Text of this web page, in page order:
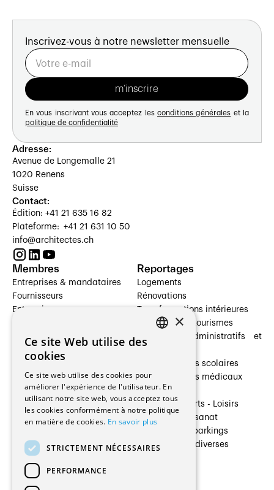
Inscrivez-vous à notre newsletter mensuelle
En vous inscrivant vous acceptez les conditions générales et la
politique de confidentialité
Adresse:
Avenue de Longemalle 21
1020 Renens
Suisse
Contact:
Édition: +41 21 635 16 82
Plateforme: +41 21 631 10 50
info@architectes.ch
Membres
Entreprises & mandataires
Fournisseurs
Entreprises
Architectes paysagistes
Architectes d'intérieur
Entreprises générales
Ingénieurs et mandataires
Fabricants / Fournisseurs
Régies immobilières
Gestion PPE
Reportages
Logements
Rénovations
Transformations intérieures
Hôtelleries et tourismes
Bâtiments administratifs et
Établissements scolaires
Établissements médicaux
Villas
Cultures - Sports - Loisirs
Industrie - Artisanat
Transports et parkings
Constructions diverses
×
Ce site Web utilise des
cookies
Ce site web utilise des cookies pour
améliorer l'expérience de l'utilisateur. En
utilisant notre site web, vous acceptez tous
les cookies conformément à notre politique
en matière de cookies. En savoir plus
STRICTEMENT NÉCESSAIRES
PERFORMANCE